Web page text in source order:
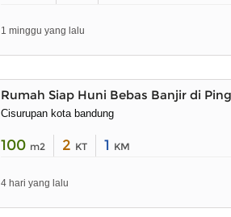
1 minggu yang lalu
Rumah Siap Huni Bebas Banjir di
Cisurupan kota bandung
100 m2 2 KT 1 KM
4 hari yang lalu